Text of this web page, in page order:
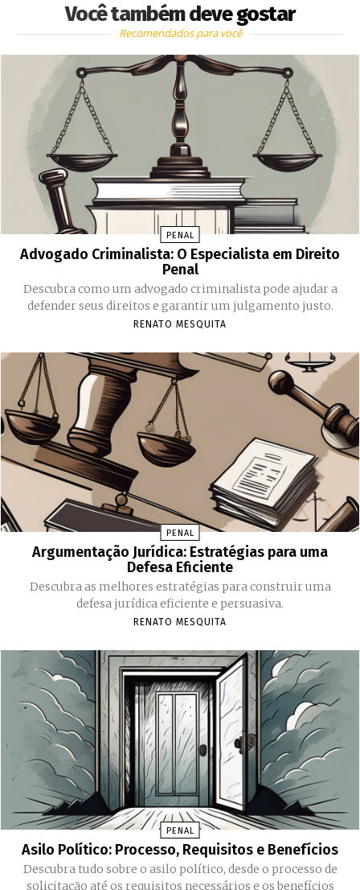
Você também deve gostar
Recomendados para você
PENAL
Advogado Criminalista: O Especialista em Direito
Penal
Descubra como um advogado criminalista pode ajudar a
defender seus direitos e garantir um julgamento justo.
RENATO MESQUITA
PENAL
Argumentação Jurídica: Estratégias para uma
Defesa Eficiente
Descubra as melhores estratégias para construir uma
defesa jurídica eficiente e persuasiva.
RENATO MESQUITA
PENAL
Asilo Político: Processo, Requisitos e Benefícios
Descubra tudo sobre o asilo político, desde o processo de
solicitação até os requisitos necessários e os benefícios